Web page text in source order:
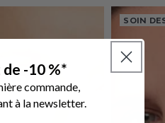
SOIN
-10 %*
commande,
à la newsletter.